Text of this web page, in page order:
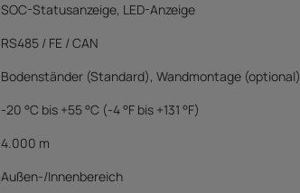
SOC-Statusanzeige, LED-Anzeige
RS485 / FE / CAN
Bodenständer (Standard), Wandmontage (optional)
-20 °C bis +55 °C (-4 °F bis +131 °F)
4.000 m
Außen-/Innenbereich